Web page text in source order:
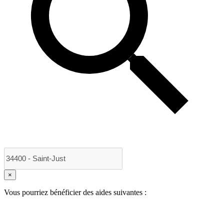
×
Vous pourriez bénéficier des aides suivantes :